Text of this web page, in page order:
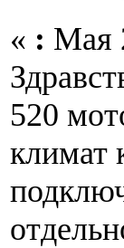
« : Мая
520
климат